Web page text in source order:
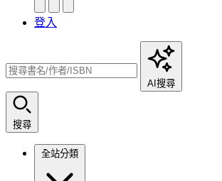
登入
AI搜尋
搜尋
全站分類